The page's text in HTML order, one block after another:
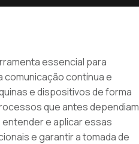
essencial para
comunicação contínua e
e dispositivos de forma
que antes dependiam
e aplicar essas
e garantir a tomada de